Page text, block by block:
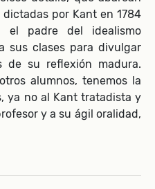
por Kant en 1784
el padre del idealismo
sus clases para divulgar
su reflexión madura.
alumnos, tenemos la
ya no al Kant tratadista y
y a su ágil oralidad,